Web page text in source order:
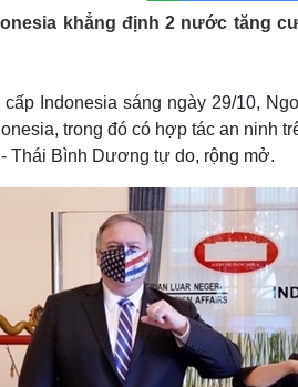
Lịch thi đấu bóng
Hậu trường
- Gia đình
Văn hóa
Sân khấu - Điện ảnh
Văn học
Âm nhạc
Di sản
khẳng định 2 nước tăng
Indonesia sáng ngày 29/10,
trong đó có hợp tác an ninh
Thái Bình Dương tự do, rộng mở.